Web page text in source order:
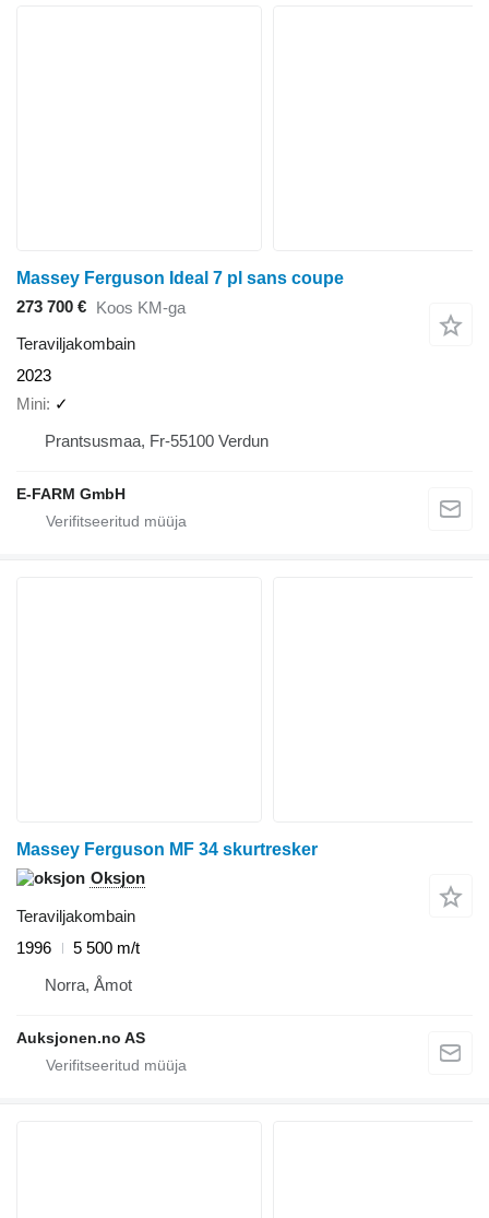
Massey Ferguson Ideal 7 pl sans coupe
273 700 € Koos KM-ga
Teraviljakombain
2023
Mini ✓
Prantsusmaa, Fr-55100 Verdun
E-FARM GmbH
Massey Ferguson MF 34 skurtresker
Oksjon
Teraviljakombain
1996
5 500 m/t
Norra, Åmot
Auksjonen.no AS